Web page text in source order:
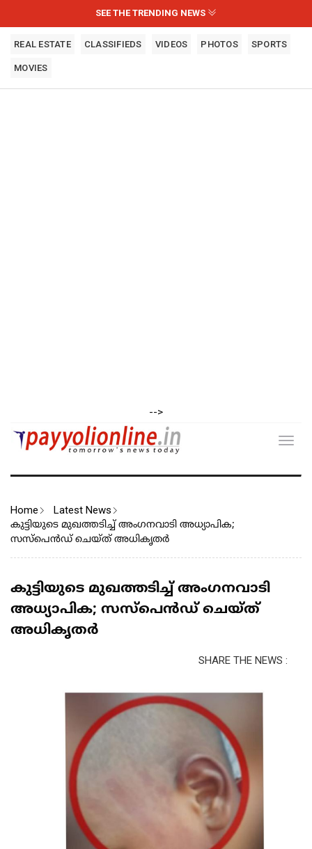
SEE THE TRENDING NEWS
REAL ESTATE CLASSIFIEDS VIDEOS PHOTOS SPORTS
MOVIES
-->
Home Latest News
കുട്ടിയുടെ മുഖത്തടിച്ച് അംഗനവാടി അധ്യാപിക;
സസ്പെൻഡ് ചെയ്ത് അധികൃതർ
കുട്ടിയുടെ മുഖത്തടിച്ച് അംഗനവാടി
അധ്യാപിക; സസ്പെൻഡ് ചെയ്ത്
അധികൃതർ
SHARE THE NEWS :